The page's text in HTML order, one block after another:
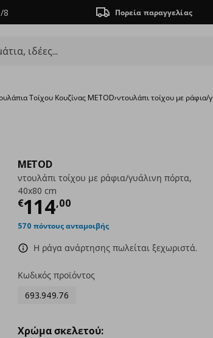
8 Πορεία παραγγελίας
Τοίχου Κουζίνας METOD›ντουλάπι τοίχου με ράφια/
METOD
ντουλάπι τοίχου με ράφια/γυάλινη πόρτα,
40x80 cm
€114,00
Τρέχουσα τιμή
570 πόντους ανταμοιβής
Η ράγα ανάρτησης πωλείται ξεχωριστά.
Κωδικός προϊόντος
693.949.76
Χρώμα σκελετού: